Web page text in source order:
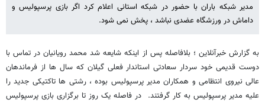
مدیر شبکه باران با حضور در شبکه استانی اعلام کرد اگر بازی پرسپولیس و
داماش در ورزشگاه عضدی نباشد ، پخش نمی شود.
به گزارش خبرآنلاین ؛ بلافاصله پس از اینکه شایعه شد محمد رویانیان در تماس با
دوست قدیمی خود سردار سعادتی استاندار فعلی گیلان که سال ها از فرماندهان
عالی نیروی انتظامی و همکاران مدیر پرسپولیس بوده ، رشتی ها تاکتیکی جدید را
علیه مدیر پرسپولیس به کار گرفتند. در فاصله یک روز تا برگزاری بازی پرسپولیس